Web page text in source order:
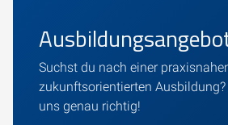
Suchst du nach einer
zukunftsorientierten
uns genau richtig!